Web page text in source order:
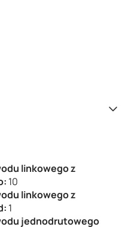
linkowego z
10
linkowego z
1
jednodrutowego